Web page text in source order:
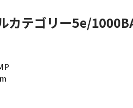
カテゴリー5e/